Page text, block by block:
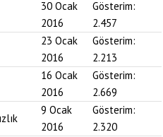
30 Ocak
2016
Gösterim:
2.457
23 Ocak
2016
Gösterim:
2.213
16 Ocak
2016
Gösterim:
2.669
9 Ocak
2016
Gösterim:
2.320